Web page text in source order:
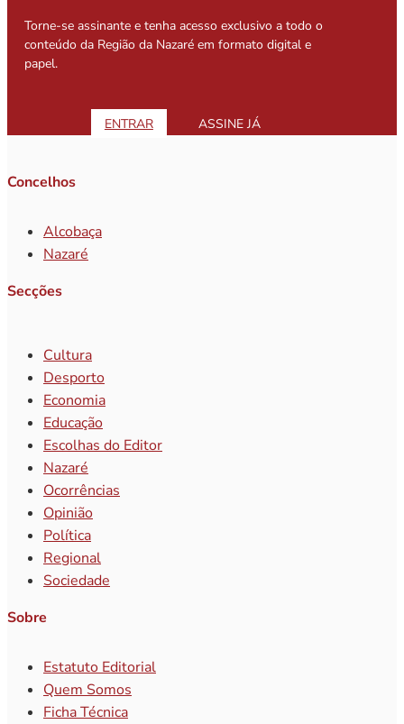
Torne-se assinante e tenha acesso exclusivo a todo o
conteúdo da Região da Nazaré em formato digital e
papel.
ENTRAR ASSINE JÁ
Concelhos
Alcobaça
Nazaré
Secções
Cultura
Desporto
Economia
Educação
Escolhas do Editor
Nazaré
Ocorrências
Opinião
Política
Regional
Sociedade
Sobre
Estatuto Editorial
Quem Somos
Ficha Técnica